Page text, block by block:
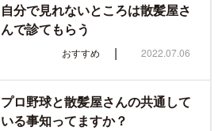
自分で見れないところは散髪屋さ
んで診てもらう
おすすめ | 2022.07.06
プロ野球と散髪屋さんの共通して
いる事知ってますか？